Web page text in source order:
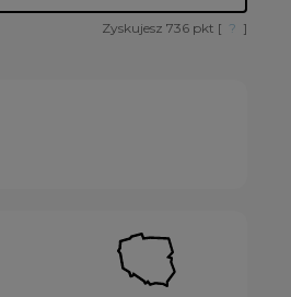
Zyskujesz 736 pkt [ ? ]